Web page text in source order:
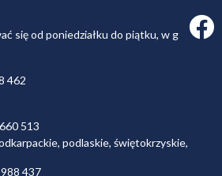
się od poniedziałku do piątku, w godz.
462
513
podlaskie, świętokrzyskie,
437